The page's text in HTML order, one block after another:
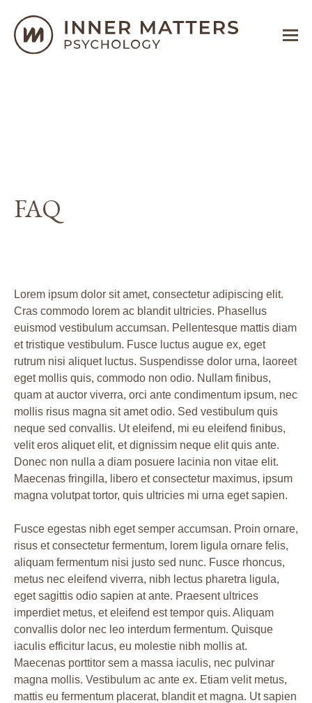
FAQ
Lorem ipsum dolor sit amet, consectetur adipiscing elit.
Cras commodo lorem ac blandit ultricies. Phasellus
euismod vestibulum accumsan. Pellentesque mattis diam
et tristique vestibulum. Fusce luctus augue ex, eget
rutrum nisi aliquet luctus. Suspendisse dolor urna, laoreet
eget mollis quis, commodo non odio. Nullam finibus,
quam at auctor viverra, orci ante condimentum ipsum, nec
mollis risus magna sit amet odio. Sed vestibulum quis
neque sed convallis. Ut eleifend, mi eu eleifend finibus,
velit eros aliquet elit, et dignissim neque elit quis ante.
Donec non nulla a diam posuere lacinia non vitae elit.
Maecenas fringilla, libero et consectetur maximus, ipsum
magna volutpat tortor, quis ultricies mi urna eget sapien.
Fusce egestas nibh eget semper accumsan. Proin ornare,
risus et consectetur fermentum, lorem ligula ornare felis,
aliquam fermentum nisi justo sed nunc. Fusce rhoncus,
metus nec eleifend viverra, nibh lectus pharetra ligula,
eget sagittis odio sapien at ante. Praesent ultrices
imperdiet metus, et eleifend est tempor quis. Aliquam
convallis dolor nec leo interdum fermentum. Quisque
iaculis efficitur lacus, eu molestie nibh mollis at.
Maecenas porttitor sem a massa iaculis, nec pulvinar
magna mollis. Vestibulum ac ante ex. Etiam velit metus,
mattis eu fermentum placerat, blandit et magna. Ut sapien